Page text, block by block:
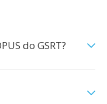
do GSRT?